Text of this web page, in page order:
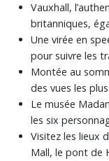
Vauxhall,
britanniques,
Une virée en
pour suivre les
Montée au
des vues les
Le musée
les six
Visitez les lieux
Mall, le pont de